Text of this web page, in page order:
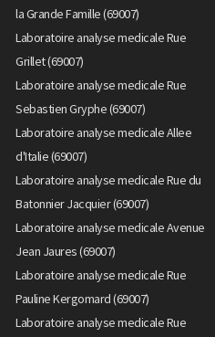
la Grande Famille (69007)
Laboratoire analyse medicale Rue
Grillet (69007)
Laboratoire analyse medicale Rue
Sebastien Gryphe (69007)
Laboratoire analyse medicale Allee
d'Italie (69007)
Laboratoire analyse medicale Rue du
Batonnier Jacquier (69007)
Laboratoire analyse medicale Avenue
Jean Jaures (69007)
Laboratoire analyse medicale Rue
Pauline Kergomard (69007)
Laboratoire analyse medicale Rue